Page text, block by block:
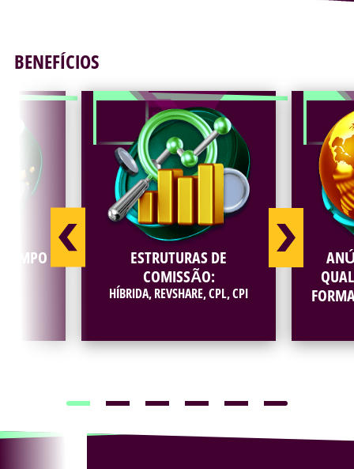
BENEFÍCIOS
ESTRUTURAS DE
COMISSÃO:
HÍBRIDA, REVSHARE, CPL, CPI